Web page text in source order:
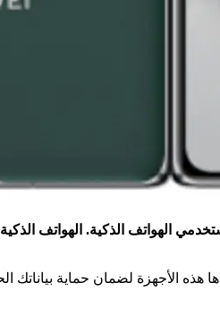
الذكية. الهواتف الذكية
الأجهزة لضمان حماية بياناتك